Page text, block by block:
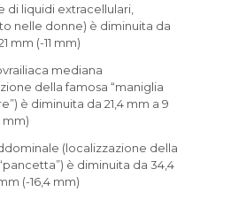
di liquidi extracellulari,
nelle donne) è diminuita da
mm (-11 mm)
mediana
della famosa “maniglia
è diminuita da 21,4 mm a 9
mm)
(localizzazione della
è diminuita da 34,4
(-16,4 mm)